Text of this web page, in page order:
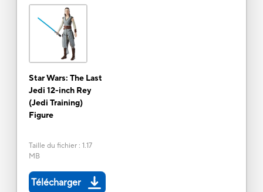
Star Wars: The Last
Jedi 12-inch Rey
(Jedi Training)
Figure
Taille du fichier: 1.17
MB
Télécharger